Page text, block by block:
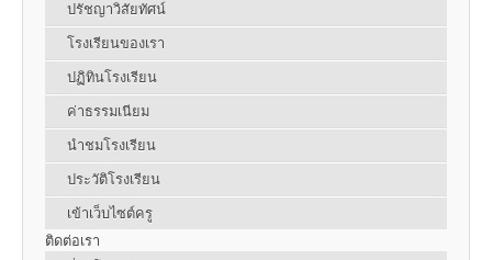
ปรัชญาวิสัยทัศน์
โรงเรียนของเรา
ปฏิทินโรงเรียน
ค่าธรรมเนียม
นำชมโรงเรียน
ประวัติโรงเรียน
เข้าเว็บไซต์ครู
ติดต่อเรา